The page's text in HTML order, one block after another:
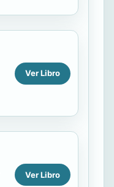
Ver Libro
Ver Libro